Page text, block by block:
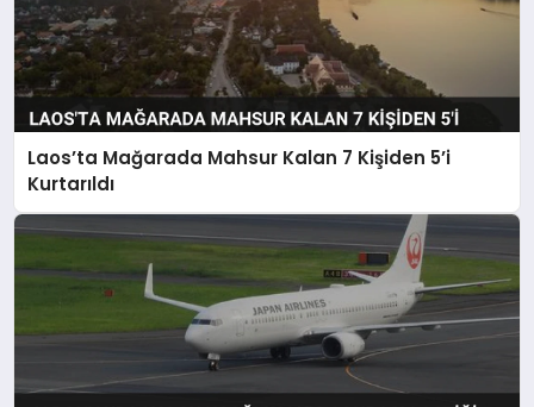
Laos’ta Mağarada Mahsur Kalan 7 Kişiden 5’i
Kurtarıldı